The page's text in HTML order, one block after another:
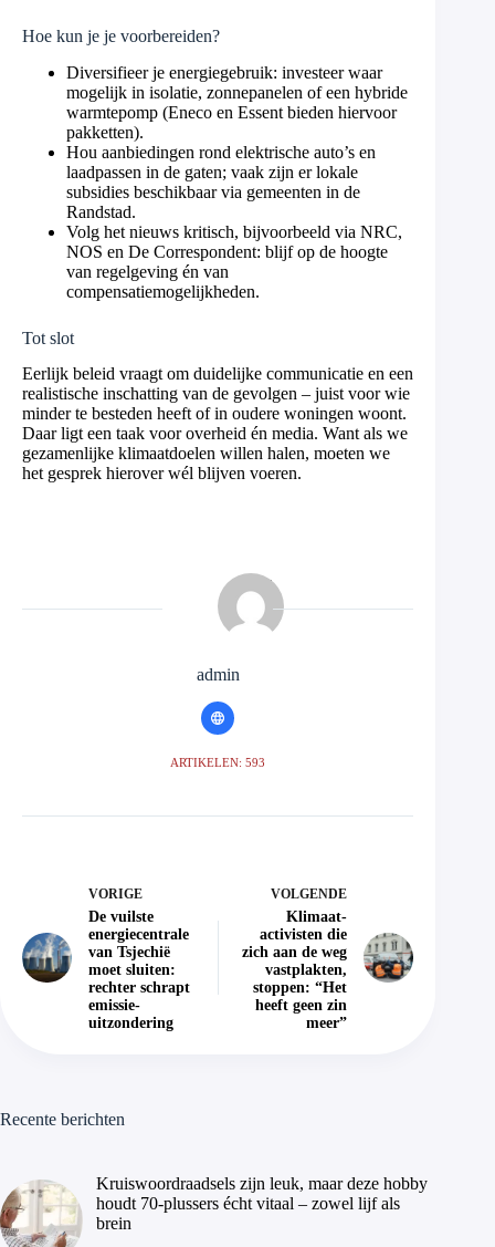
Hoe kun je je voorbereiden?
Diversifieer je energiegebruik: investeer waar
mogelijk in isolatie, zonnepanelen of een hybride
warmtepomp (Eneco en Essent bieden hiervoor
pakketten).
Hou aanbiedingen rond elektrische auto’s en
laadpassen in de gaten; vaak zijn er lokale
subsidies beschikbaar via gemeenten in de
Randstad.
Volg het nieuws kritisch, bijvoorbeeld via NRC,
NOS en De Correspondent: blijf op de hoogte
van regelgeving én van
compensatiemogelijkheden.
Tot slot
Eerlijk beleid vraagt om duidelijke communicatie en een
realistische inschatting van de gevolgen – juist voor wie
minder te besteden heeft of in oudere woningen woont.
Daar ligt een taak voor overheid én media. Want als we
gezamenlijke klimaatdoelen willen halen, moeten we
het gesprek hierover wél blijven voeren.
admin
ARTIKELEN: 593
VORIGE
De vuilste
energiecentrale
van Tsjechië
moet sluiten:
rechter schrapt
emissie-
uitzondering
VOLGENDE
Klimaat­
activisten die
zich aan de weg
vastplakten,
stoppen: “Het
heeft geen zin
meer”
Recente berichten
Kruiswoordraadsels zijn leuk, maar deze hobby
houdt 70-plussers écht vitaal – zowel lijf als
brein